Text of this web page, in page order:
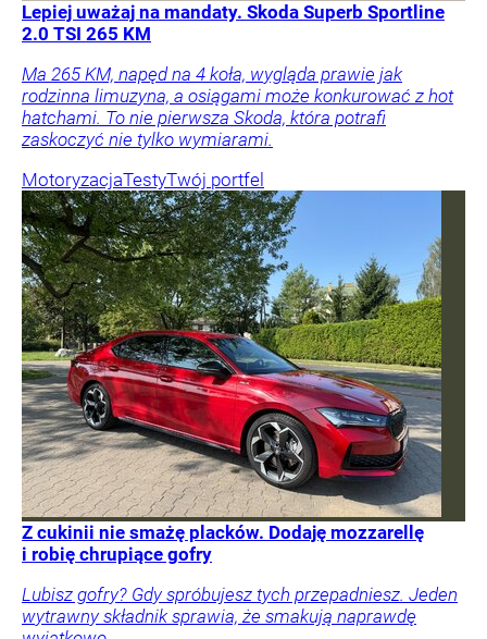
Lepiej uważaj na mandaty. Skoda Superb Sportline
2.0 TSI 265 KM
Ma 265 KM, napęd na 4 koła, wygląda prawie jak
rodzinna limuzyna, a osiągami może konkurować z hot
hatchami. To nie pierwsza Skoda, która potrafi
zaskoczyć nie tylko wymiarami.
MotoryzacjaTestyTwój portfel
Z cukinii nie smażę placków. Dodaję mozzarellę
i robię chrupiące gofry
Lubisz gofry? Gdy spróbujesz tych przepadniesz. Jeden
wytrawny składnik sprawia, że smakują naprawdę